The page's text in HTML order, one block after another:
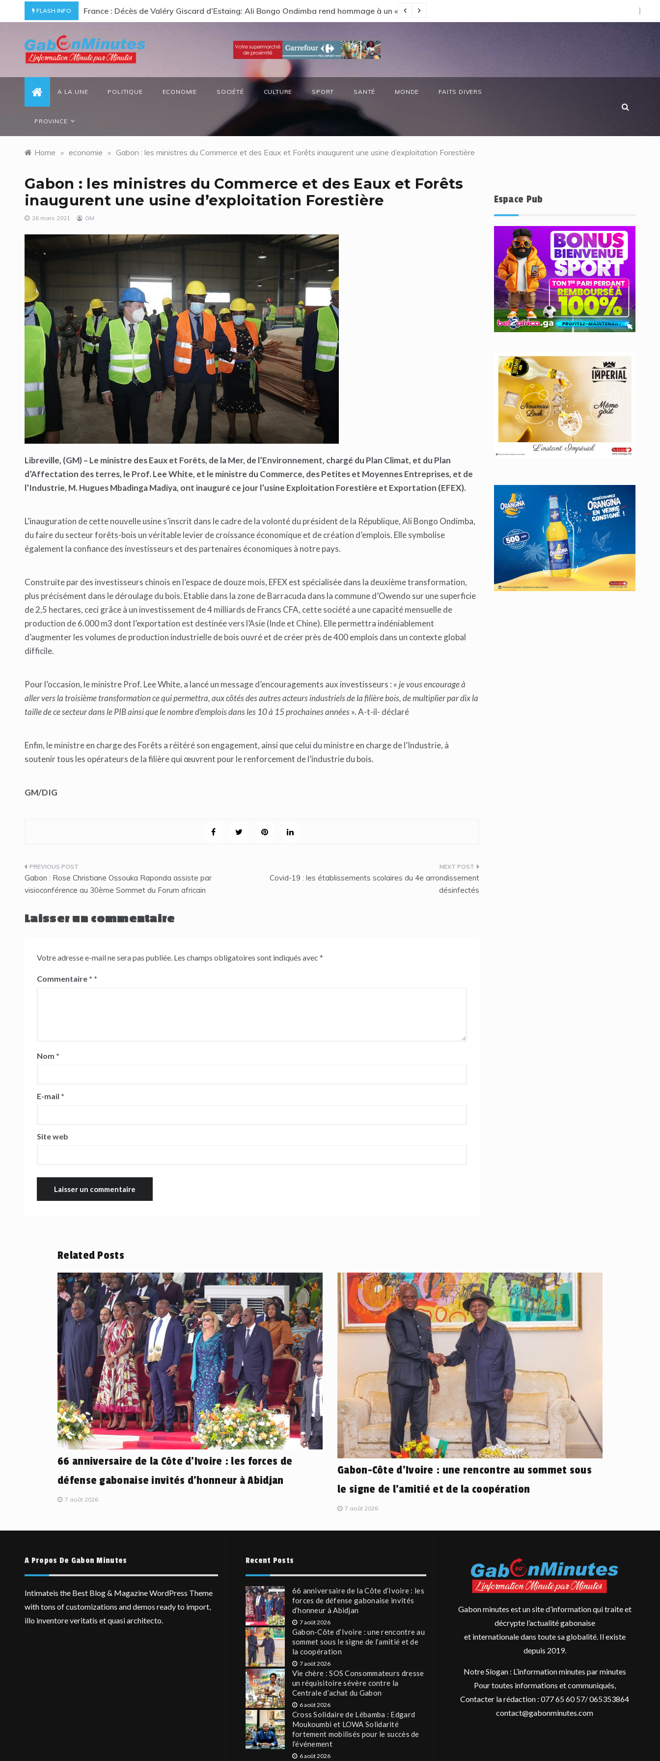
FLASH INFO
à un « passionné d’Afrique »Gabon/ Le ministre des Eaux et Forêts préside la réunion annuelle du Comité National Ozone (CNO).
gabonminutes.com
A LA UNE POLITIQUE ECONOMIE SOCIÉTÉ CULTURE SPORT SANTÉ MONDE FAITS DIVERS
PROVINCE
Home » economie » Gabon : les ministres du Commerce et des Eaux et Forêts inaugurent une usine d’exploitation Forestière
Gabon : les ministres du Commerce et des Eaux et Forêts
inaugurent une usine d’exploitation Forestière
26 mars 2021 GM
Libreville, (GM) – Le ministre des Eaux et Forêts, de la Mer, de l’Environnement, chargé du Plan Climat, et du Plan
d’Affectation des terres, le Prof. Lee White, et le ministre du Commerce, des Petites et Moyennes Entreprises, et de
l’Industrie, M. Hugues Mbadinga Madiya, ont inauguré ce jour l’usine Exploitation Forestière et Exportation (EFEX).
L’inauguration de cette nouvelle usine s’inscrit dans le cadre de la volonté du président de la République, Ali Bongo Ondimba,
du faire du secteur forêts-bois un véritable levier de croissance économique et de création d’emplois. Elle symbolise
également la confiance des investisseurs et des partenaires économiques à notre pays.
Construite par des investisseurs chinois en l’espace de douze mois, EFEX est spécialisée dans la deuxième transformation,
plus précisément dans le déroulage du bois. Etablie dans la zone de Barracuda dans la commune d’Owendo sur une superficie
de 2,5 hectares, ceci grâce à un investissement de 4 milliards de Francs CFA, cette société a une capacité mensuelle de
production de 6.000 m3 dont l’exportation est destinée vers l’Asie (Inde et Chine). Elle permettra indéniablement
d’augmenter les volumes de production industrielle de bois ouvré et de créer près de 400 emplois dans un contexte global
difficile.
Pour l’occasion, le ministre Prof. Lee White, a lancé un message d’encouragements aux investisseurs : «je vous encourage à
aller vers la troisième transformation ce qui permettra, aux côtés des autres acteurs industriels de la filière bois, de multiplier par dix la
taille de ce secteur dans le PIB ainsi que le nombre d’emplois dans les 10 à 15 prochaines années». A-t-il- déclaré
Enfin, le ministre en charge des Forêts a réitéré son engagement, ainsi que celui du ministre en charge de l’Industrie, à
soutenir tous les opérateurs de la filière qui œuvrent pour le renforcement de l’industrie du bois.
GM/DIG
Navigation
de
Gabon : Rose Christiane Ossouka Raponda assiste par
visioconférence au 30ème Sommet du Forum africain
Covid-19 : les établissements scolaires du 4e arrondissement
désinfectés
Laisser un commentaire
Votre adresse e-mail ne sera pas publiée. Les champs obligatoires sont indiqués avec *
Commentaire *
Nom *
E-mail *
Site web
Espace Pub
Related Posts
66 anniversaire de la Côte d’Ivoire : les forces de
défense gabonaise invités d’honneur à Abidjan
7 août 2026
Gabon-Côte d’Ivoire : une rencontre au sommet sous
le signe de l’amitié et de la coopération
7 août 2026
A Propos De Gabon Minutes
Intimateis the Best Blog & Magazine WordPress Theme
with tons of customizations and demos ready to import,
illo inventore veritatis et quasi architecto.
Recent Posts
66 anniversaire de la Côte d’Ivoire : les
forces de défense gabonaise invités
d’honneur à Abidjan
7 août 2026
Gabon-Côte d’Ivoire : une rencontre au
sommet sous le signe de l’amitié et de
la coopération
7 août 2026
Vie chère : SOS Consommateurs dresse
un réquisitoire sévère contre la
Centrale d’achat du Gabon
6 août 2026
Cross Solidaire de Lébamba : Edgard
Moukoumbi et LOWA Solidarité
fortement mobilisés pour le succès de
l’événement
6 août 2026
Gabon minutes est un site d’information qui traite et
décrypte l’actualité gabonaise
et internationale dans toute sa globalité. Il existe
depuis 2019.
Notre Slogan : L’information minutes par minutes
Pour toutes informations et communiqués,
Contacter la rédaction : 077 65 60 57/ 065353864
contact@gabonminutes.com